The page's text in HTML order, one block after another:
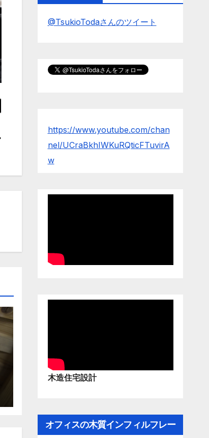
@TsukioTodaさんのツイート
https://www.youtube.com/chan
nel/UCraBkhIWKuRQticFTuvirA
w
木造住宅設計
オフィスの木質インフィルフレー